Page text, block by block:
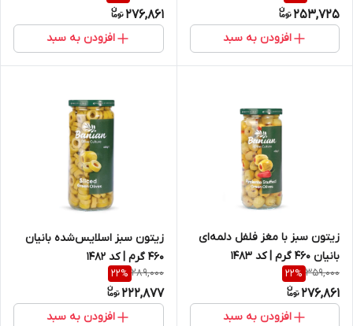
253,725
افزودن به سبد
276,861
افزودن به سبد
زیتون سبز با مغز فلفل دلمه‌ای
بانیان 460 گرم | کد 1483
359,000
22%
276,861
افزودن به سبد
زیتون سبز اسلایس‌شده بانیان
460 گرم | کد 1482
289,000
22%
222,877
افزودن به سبد